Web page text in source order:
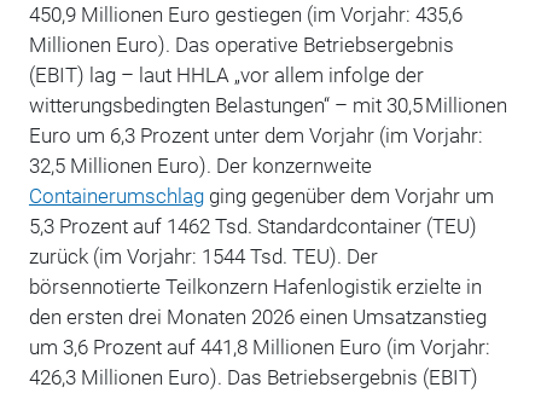
450,9 Millionen Euro gestiegen (im Vorjahr: 435,6
Millionen Euro). Das operative Betriebsergebnis
(EBIT) lag – laut HHLA „vor allem infolge der
witterungsbedingten Belastungen“ – mit 30,5 Millionen
Euro um 6,3 Prozent unter dem Vorjahr (im Vorjahr:
32,5 Millionen Euro). Der konzernweite
Containerumschlagging gegenüber dem Vorjahr um
5,3 Prozent auf 1462 Tsd. Standardcontainer (TEU)
zurück (im Vorjahr: 1544 Tsd. TEU). Der
börsennotierte Teilkonzern Hafenlogistik erzielte in
den ersten drei Monaten 2026 einen Umsatzanstieg
um 3,6 Prozent auf 441,8 Millionen Euro (im Vorjahr:
426,3 Millionen Euro). Das Betriebsergebnis (EBIT)